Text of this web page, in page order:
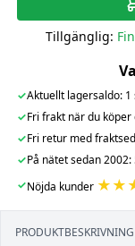
Tillgänglig:
✓Aktuellt lagersaldo: 1
✓Fri frakt när du
✓Fri retur med
✓På nätet sedan
✓Nöjda kunder
PRODUKTBESKRIVNING